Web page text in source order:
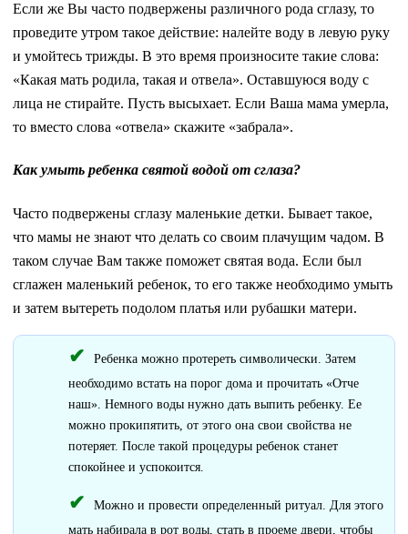
Если же Вы часто подвержены различного рода сглазу, то
проведите утром такое действие: налейте воду в левую руку
и умойтесь трижды. В это время произносите такие слова:
«Какая мать родила, такая и отвела». Оставшуюся воду с
лица не стирайте. Пусть высыхает. Если Ваша мама умерла,
то вместо слова «отвела» скажите «забрала».
Как умыть ребенка святой водой от сглаза?
Часто подвержены сглазу маленькие детки. Бывает такое,
что мамы не знают что делать со своим плачущим чадом. В
таком случае Вам также поможет святая вода. Если был
сглажен маленький ребенок, то его также необходимо умыть
и затем вытереть подолом платья или рубашки матери.
Ребенка можно протереть символически. Затем
необходимо встать на порог дома и прочитать «Отче
наш». Немного воды нужно дать выпить ребенку. Ее
можно прокипятить, от этого она свои свойства не
потеряет. После такой процедуры ребенок станет
спокойнее и успокоится.
Можно и провести определенный ритуал. Для этого
мать набирала в рот воды, стать в проеме двери, чтобы